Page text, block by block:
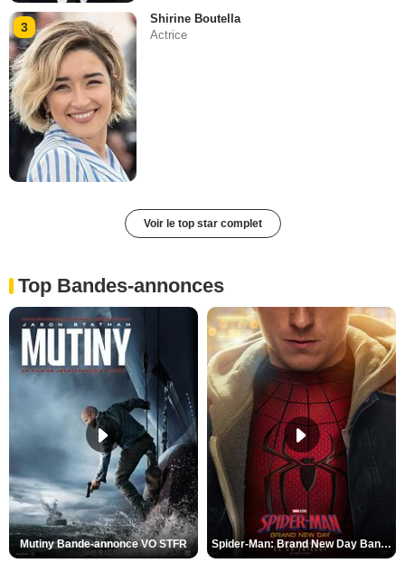
3
Shirine Boutella
Actrice
Voir le top star complet
Top Bandes-annonces
Mutiny Bande-annonce VO STFR Spider-Man: Brand New Day Bande-annonce VO STFR